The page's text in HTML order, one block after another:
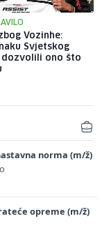
Vozinhe:
Svjetskog
dozvolili ono što
norma (m/ž)
opreme (m/ž)